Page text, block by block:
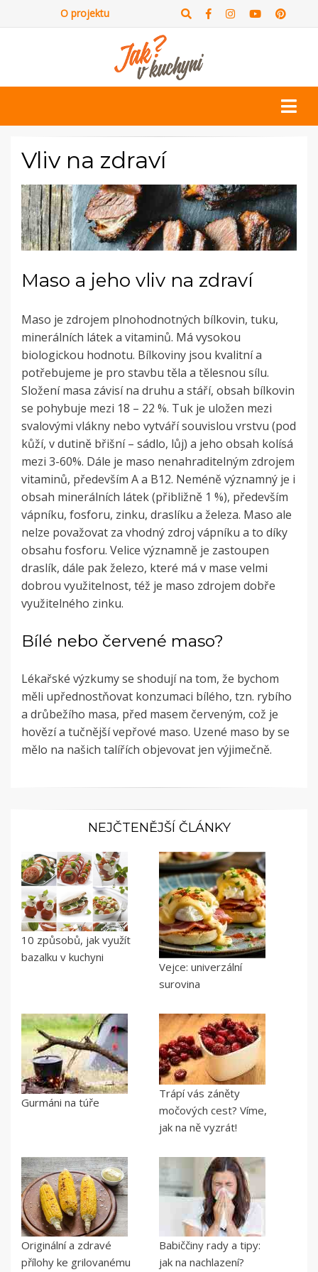
O projektu
Vliv na zdraví
Maso a jeho vliv na zdraví
Maso je zdrojem plnohodnotných bílkovin, tuku,
minerálních látek a vitaminů. Má vysokou
biologickou hodnotu. Bílkoviny jsou kvalitní a
potřebujeme je pro stavbu těla a tělesnou sílu.
Složení masa závisí na druhu a stáří, obsah bílkovin
se pohybuje mezi 18 – 22 %. Tuk je uložen mezi
svalovými vlákny nebo vytváří souvislou vrstvu (pod
kůží, v dutině břišní – sádlo, lůj) a jeho obsah kolísá
mezi 3-60%. Dále je maso nenahraditelným zdrojem
vitaminů, především A a B12. Neméně významný je i
obsah minerálních látek (přibližně 1 %), především
vápníku, fosforu, zinku, draslíku a železa. Maso ale
nelze považovat za vhodný zdroj vápníku a to díky
obsahu fosforu. Velice významně je zastoupen
draslík, dále pak železo, které má v mase velmi
dobrou využitelnost, též je maso zdrojem dobře
využitelného zinku.
Bílé nebo červené maso?
Lékařské výzkumy se shodují na tom, že bychom
měli upřednostňovat konzumaci bílého, tzn. rybího
a drůbežího masa, před masem červeným, což je
hovězí a tučnější vepřové maso. Uzené maso by se
mělo na našich talířích objevovat jen výjimečně.
NEJČTENĚJŠÍ ČLÁNKY
10 způsobů, jak využít
bazalku v kuchyni
Vejce: univerzální
surovina
Gurmáni na túře
Trápí vás záněty
močových cest? Víme,
jak na ně vyzrát!
Originální a zdravé
přílohy ke grilovanému
Babiččiny rady a tipy:
jak na nachlazení?